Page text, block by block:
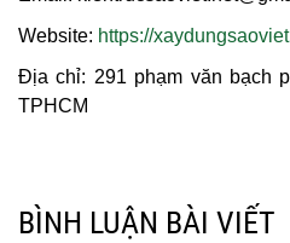
Website: https://
Địa chỉ: 291 phạm văn bạch
TPHCM
BÌNH LUẬN BÀI VIẾT